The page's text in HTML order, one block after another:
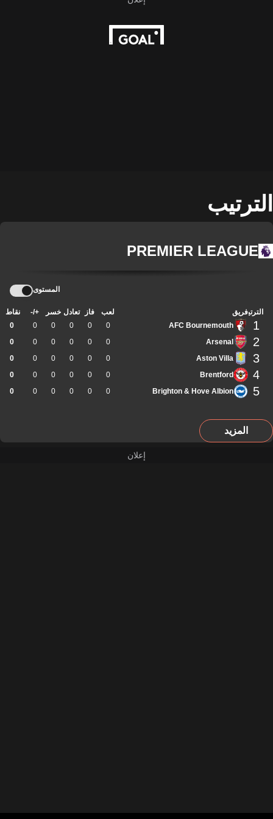
الترتيب
PREMIER LEAGUE
المستوى
الترتيبفريق لعب فاز تعادل خسر +/- نقاط
1
AFC Bournemouth
0
0
0
0
0
0
2
Arsenal
0
0
0
0
0
0
3
Aston Villa
0
0
0
0
0
0
4
Brentford
0
0
0
0
0
0
5
Brighton & Hove Albion
0
0
0
0
0
0
المزيد